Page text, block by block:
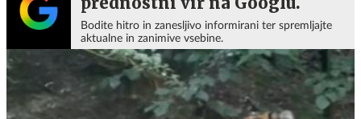
Bodite hitro in zanesljivo informirani ter spremljajte
aktualne in zanimive vsebine.